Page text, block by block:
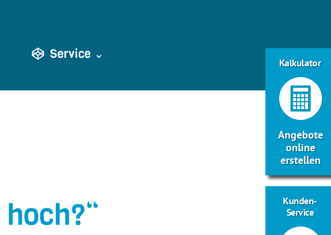
Kalkulator
Angebote
online
erstellen
Kunden-
Service
Service ⌄